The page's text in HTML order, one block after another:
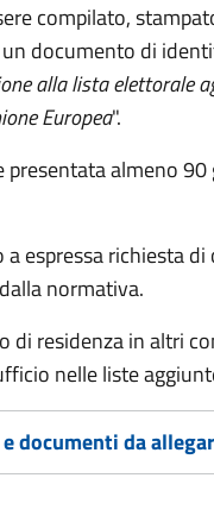
compilato,
documento di
alla lista elettorale
Europea".
presentata almeno
a espressa richiesta
normativa.
di residenza in altri
nelle liste
documenti da